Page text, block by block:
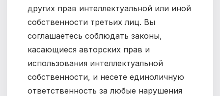
других прав интеллектуальной или иной
собственности третьих лиц. Вы
соглашаетесь соблюдать законы,
касающиеся авторских прав и
использования интеллектуальной
собственности, и несете единоличную
ответственность за любые нарушения